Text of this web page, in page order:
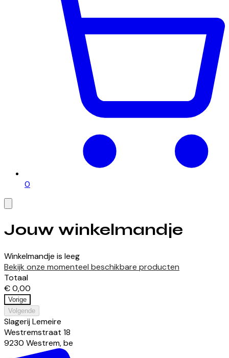
0
Jouw winkelmandje
Winkelmandje is leeg
Bekijk onze momenteel beschikbare producten
Totaal
€ 0,00
Vorige
Volgende
Slagerij Lemeire
Westremstraat 18
9230 Westrem,be